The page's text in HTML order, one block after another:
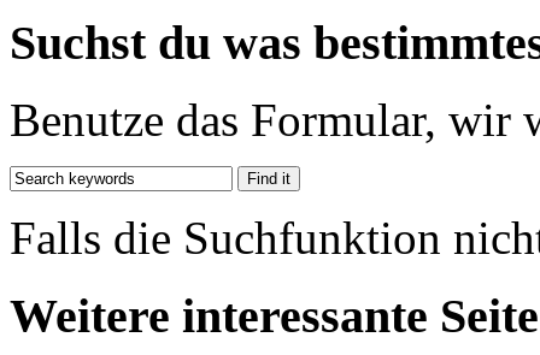
Suchst du was
Benutze das Formular, wir
Falls die Suchfunktion
Weitere interessante